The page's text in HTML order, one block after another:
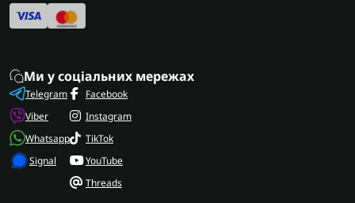
Ми у соціальних мережах
Telegram
Viber
Whatsapp
Signal
Facebook
Instagram
TikTok
YouTube
Threads